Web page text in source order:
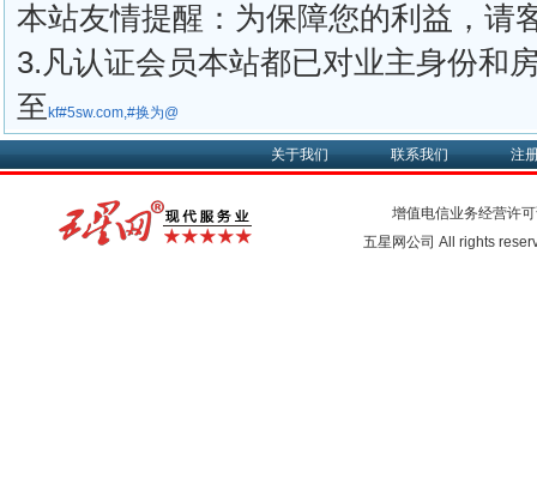
本站友情提醒：为保障您的利益，请
3.凡认证会员本站都已对业主身份和
至 kf#5sw.com,#换为@
关于我们 联系我们 注
增值电信业务经营许
五星网公司 All rights